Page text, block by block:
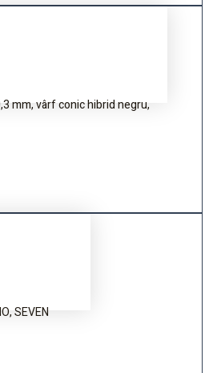
mm, vârf conic hibrid negru,
SEVEN